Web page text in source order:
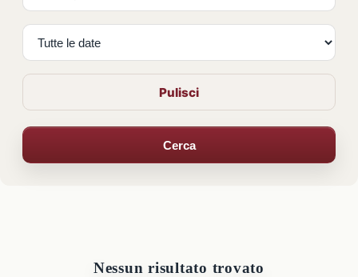
Pulisci
Cerca
Nessun risultato trovato